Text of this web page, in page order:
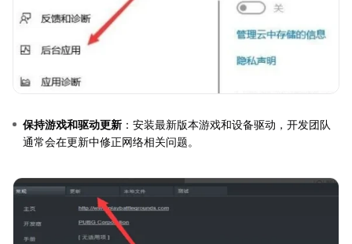
保持游戏和驱动更新 ：安装最新版本游戏和设备驱动，开发团队
通常会在更新中修正网络相关问题。